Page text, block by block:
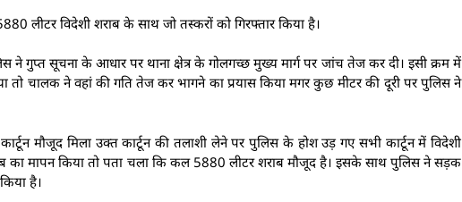
लीटर विदेशी शराब के साथ जो तस्करों को गिरफ्तार किया है।
ने गुप्त सूचना के आधार पर थाना क्षेत्र के गोलगच्छ मुख्य मार्ग पर जांच तेज कर दी। इसी क्रम में
तो चालक ने वहां की गति तेज कर भागने का प्रयास किया मगर कुछ मीटर की दूरी पर पुलिस ने
मौजूद मिला उक्त कार्टून की तलाशी लेने पर पुलिस के होश उड़ गए सभी कार्टून में विदेशी
का मापन किया तो पता चला कि कल 5880 लीटर शराब मौजूद है। इसके साथ पुलिस ने सड़क
है।